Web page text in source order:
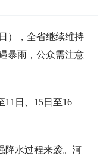
），全省继续维持
暴雨，公众需注意
11日、15日至16
降水过程来袭。河